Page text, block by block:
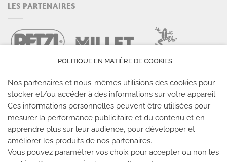
LES PARTENAIRES
LES SALLES CLIMB UP
Climb Up vous accueille dans ses salles, partout en
POLITIQUE EN MATIÈRE DE COOKIES
Nos partenaires et nous-mêmes utilisions des cookies pour
stocker et/ou accéder à des informations sur votre appareil.
Ces informations personnelles peuvent être utilisées pour
mesurer la performance publicitaire et du contenu et en
apprendre plus sur leur audience, pour développer et
améliorer les produits de nos partenaires.
Vous pouvez paramétrer vos choix pour accepter ou non les